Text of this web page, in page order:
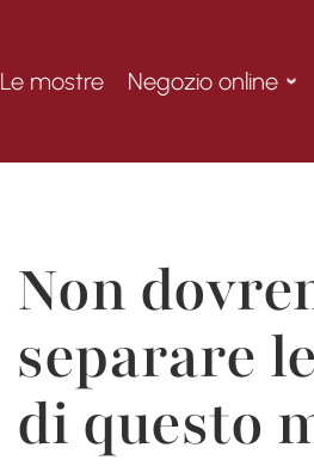
Le mostre Negozio online
Non
separare
di questo